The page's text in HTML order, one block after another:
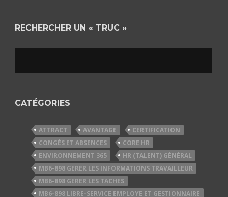
RECHERCHER UN « TRUC »
CATÉGORIES
ATTRACT AVANTAGE
CERTIFICATION
CONGÉS ET ABSENCES
CORE HR
ENVIRONNEMENT 365
HR (TALENT) GÉNÉRAL
MB6-898 GERER LES INFORMATIONS TRAVAILLEUR
MB6-898 GERER LES TACHES
MB6-898 LIBRE-SERVICE EMPLOYE ET GESTIONNAIRE